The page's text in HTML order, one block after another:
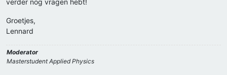
verder nog vragen hebt!
Groetjes,
Lennard
Moderator
Masterstudent Applied Physics